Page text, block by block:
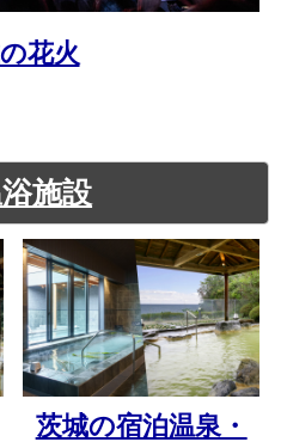
花火
施設
茨城の宿泊温泉・